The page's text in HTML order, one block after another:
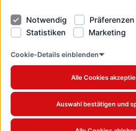
Notwendig
Präferenzen
Statistiken
Marketing
Cookie-Details einblenden
Alle Cookies
Auswahl bestätigen und
Datenschutzhinweise
Barrierefreiheit
Cookie Erklärung
www.luebeck.de